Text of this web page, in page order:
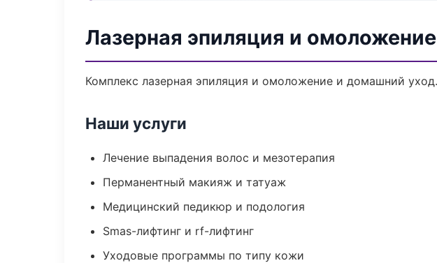
Лазерная эпиляция и
Комплекс лазерная эпиляция и омоложение и домашний
Наши услуги
Лечение выпадения волос и мезотерапия
Перманентный макияж и татуаж
Медицинский педикюр и подология
Smas-лифтинг и rf-лифтинг
Уходовые программы по типу кожи